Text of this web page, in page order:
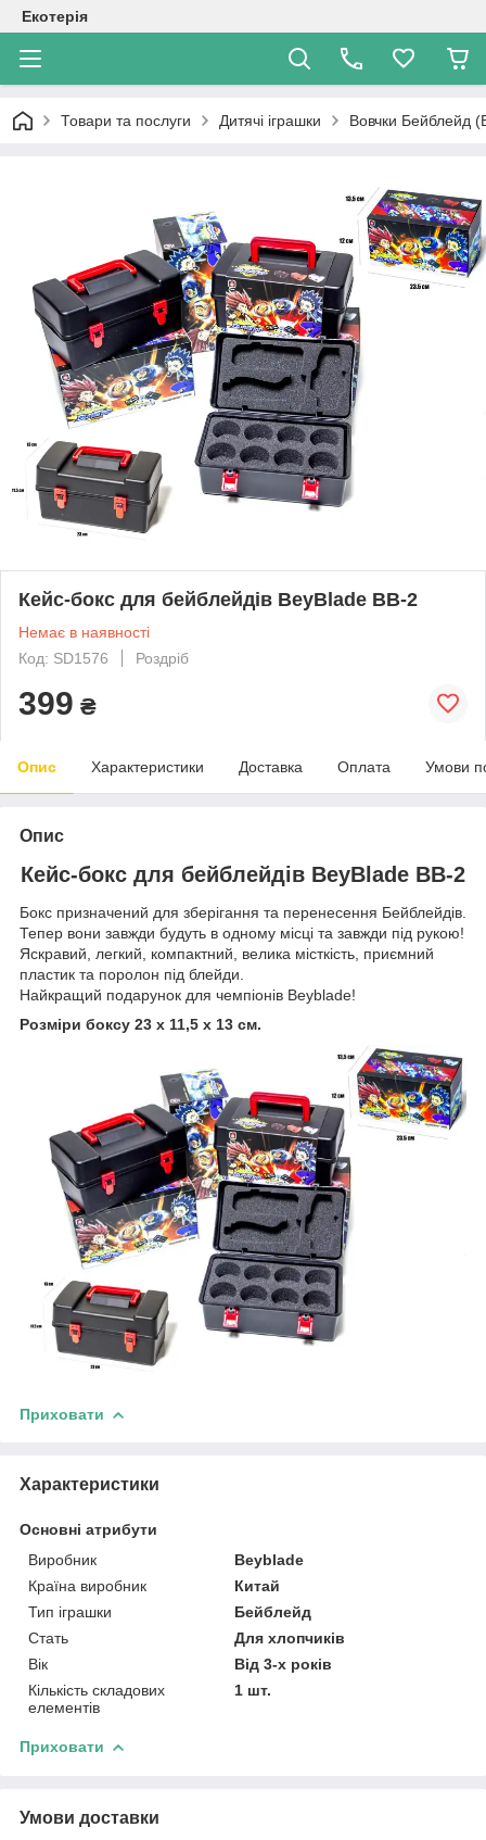
Екотерія
Товари та послуги Дитячі іграшки Вовчки Бейблейд
Кейс-бокс для бейблейдів BeyBlade BB-2
Немає в наявності
Код: SD1576
Роздріб
399 ₴
Опис Характеристики Доставка Оплата Умови
Опис
Кейс-бокс для бейблейдів BeyBlade BB-2
Бокс призначений для зберігання та перенесення Бейблейдів.
Тепер вони завжди будуть в одному місці та завжди під рукою!
Яскравий, легкий, компактний, велика місткість, приємний
пластик та поролон під блейди.
Найкращий подарунок для чемпіонів Beyblade!
Розміри боксу 23 х 11,5 х 13 см.
Приховати
Характеристики
Основні атрибути
Виробник
Beyblade
Країна виробник
Китай
Тип іграшки
Бейблейд
Стать
Для хлопчиків
Вік
Від 3-х років
Кількість складових
елементів
1 шт.
Приховати
Умови доставки